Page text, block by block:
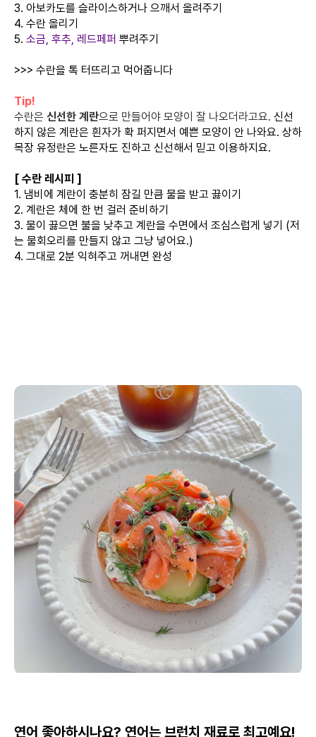
3. 아보카도를 슬라이스하거나 으깨서 올려주기
4. 수란 올리기
5. 소금, 후추, 레드페퍼 뿌려주기
>>> 수란을 톡 터뜨리고 먹어줍니다
Tip!
수란은 신선한 계란으로 만들어야 모양이 잘 나오더라고요. 신선
하지 않은 계란은 흰자가 확 퍼지면서 예쁜 모양이 안 나와요. 상하
목장 유정란은 노른자도 진하고 신선해서 믿고 이용하지요.
[ 수란 레시피 ]
1. 냄비에 계란이 충분히 잠길 만큼 물을 받고 끓이기
2. 계란은 체에 한 번 걸러 준비하기
3. 물이 끓으면 불을 낮추고 계란을 수면에서 조심스럽게 넣기 (저
는 물회오리를 만들지 않고 그냥 넣어요.)
4. 그대로 2분 익혀주고 꺼내면 완성
연어 좋아하시나요? 연어는 브런치 재료로 최고예요!